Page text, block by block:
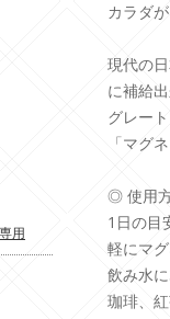
カラダ
現代の
に補給出
グレー
「マグ
◎ 使用
1日の目
軽にマ
飲み水
珈琲、
用